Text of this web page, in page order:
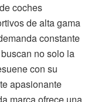
coches
de alta gama
constante
no solo la
con su
apasionante